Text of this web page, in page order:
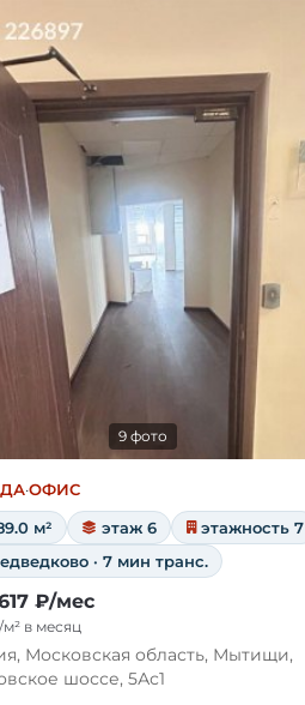
9 фото
·ОФИС
м² этаж 6
этажность 7
· 7 мин транс.
₽/мес
м² в месяц
Московская область, Мытищи,
шоссе, 5Ас1